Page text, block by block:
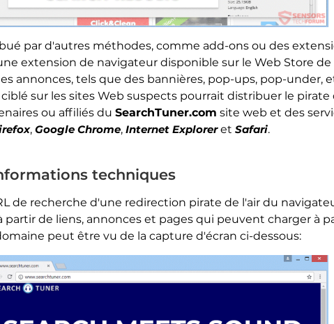
par d'autres méthodes, comme add-ons ou des
extension de navigateur disponible sur le Web Store
annonces, tels que des bannières, pop-ups, pop-under,
sur les sites Web suspects pourrait distribuer le pirate
ou affiliés du SearchTuner.com site web et des
, Google Chrome, Internet Exploreret Safari.
techniques
de recherche d'une redirection pirate de l'air du
partir de liens, annonces et pages qui peuvent charger à
peut être vu de la capture d'écran ci-dessous: